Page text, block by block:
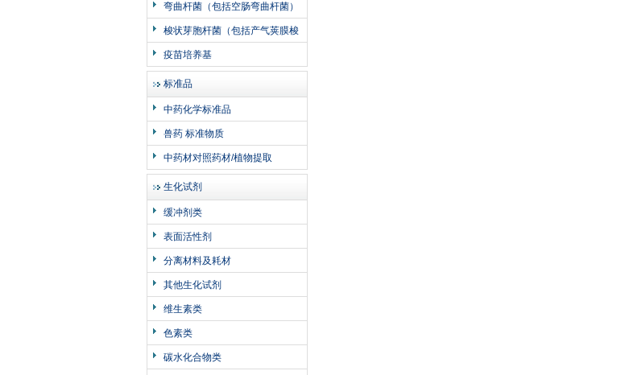
弯曲杆菌（包括空肠弯曲杆菌）
梭状芽胞杆菌（包括产气荚膜梭
菌、肉毒梭菌）
疫苗培养基
标准品
中药化学标准品
兽药 标准物质
中药材对照药材/植物提取
生化试剂
缓冲剂类
表面活性剂
分离材料及耗材
其他生化试剂
维生素类
色素类
碳水化合物类